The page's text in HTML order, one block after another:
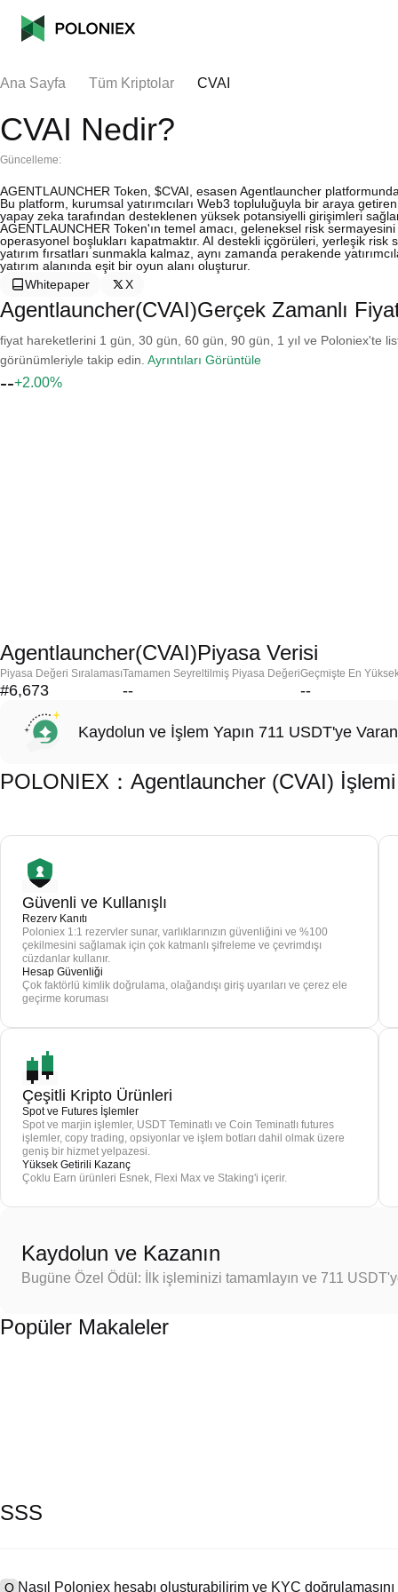
Ana Sayfa Tüm Kriptolar CVAI
CVAI Nedir?
Güncelleme:
AGENTLAUNCHER Token, $CVAI, esasen Agentlauncher
Bu platform, kurumsal yatırımcıları Web3 topluluğuyla bir araya
yapay zeka tarafından desteklenen yüksek potansiyelli girişimleri
AGENTLAUNCHER Token'ın temel amacı, geleneksel risk
operasyonel boşlukları kapatmaktır. AI destekli içgörüleri, yerleşik
yatırım fırsatları sunmakla kalmaz, aynı zamanda perakende
yatırım alanında eşit bir oyun alanı oluşturur.
Whitepaper
X
Agentlauncher(CVAI)Gerçek Zamanlı
fiyat hareketlerini 1 gün, 30 gün, 60 gün, 90 gün, 1 yıl ve Poloniex'te
görünümleriyle takip edin. Ayrıntıları Görüntüle
--+2.00%
Agentlauncher(CVAI)Piyasa Verisi
Piyasa Değeri Sıralaması
#6,673
Tamamen Seyreltilmiş Piyasa Değeri
--
Geçmişte En
--
Kaydolun ve İşlem Yapın 711 USDT'ye
POLONIEX：Agentlauncher (CVAI)
Güvenli ve Kullanışlı
Rezerv Kanıtı
Poloniex 1:1 rezervler sunar, varlıklarınızın güvenliğini ve %100
çekilmesini sağlamak için çok katmanlı şifreleme ve çevrimdışı
cüzdanlar kullanır.
Hesap Güvenliği
Çok faktörlü kimlik doğrulama, olağandışı giriş uyarıları ve çerez ele
geçirme koruması
Çeşitli Kripto Ürünleri
Spot ve Futures İşlemler
Spot ve marjin işlemler, USDT Teminatlı ve Coin Teminatlı futures
işlemler, copy trading, opsiyonlar ve işlem botları dahil olmak üzere
geniş bir hizmet yelpazesi.
Yüksek Getirili Kazanç
Çoklu Earn ürünleri Esnek, Flexi Max ve Staking'i içerir.
Kaydolun ve Kazanın
Bugüne Özel Ödül: İlk işleminizi tamamlayın ve 711
Popüler Makaleler
SSS
Q Nasıl Poloniex hesabı oluşturabilirim ve KYC